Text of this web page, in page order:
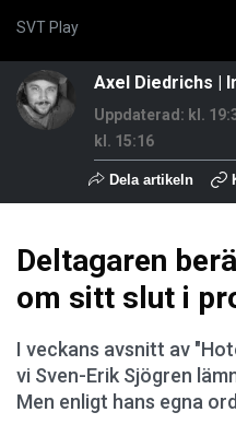
SVT Play
Axel Diedrichs |
Uppdaterad: kl.
kl. 15:16
Dela artikeln
Deltagaren
om sitt slut i
I veckans avsnitt av
vi Sven-Erik Sjögren
Men enligt hans egna